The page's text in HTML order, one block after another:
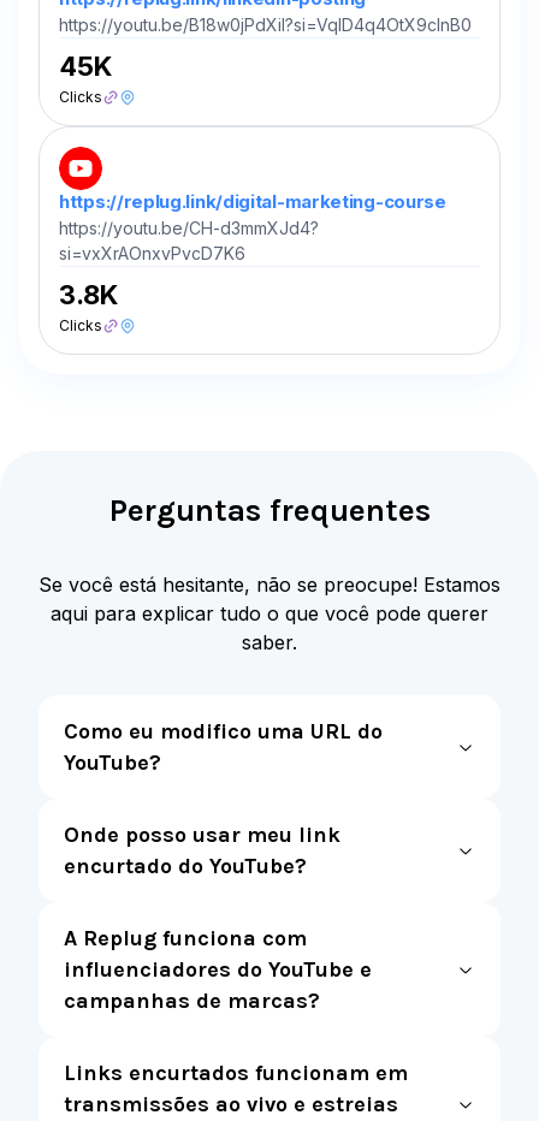
https://youtu.be/B18w0jPdXiI?si=VqID4q4OtX9cInB0
45K
Clicks
https://replug.link/digital-marketing-course
https://youtu.be/CH-d3mmXJd4?
si=vxXrAOnxvPvcD7K6
3.8K
Clicks
Perguntas frequentes
Se você está hesitante, não se preocupe! Estamos
aqui para explicar tudo o que você pode querer
saber.
Como eu modifico uma URL do
YouTube?
Onde posso usar meu link
encurtado do YouTube?
A Replug funciona com
influenciadores do YouTube e
campanhas de marcas?
Links encurtados funcionam em
transmissões ao vivo e estreias